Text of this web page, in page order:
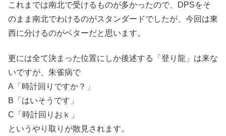
これまでは南北で受けるものが多かったので、DPSをそ
のまま南北でわけるのがスタンダードでしたが、今回は東
西に分けるのがベターだと思います。
更には全て決まった位置にしか後述する「登り龍」は来な
いですが、朱雀病で
A「時計回りですか？」
B「はいそうです」
C「時計回りおｋ」
というやり取りが散見されます。